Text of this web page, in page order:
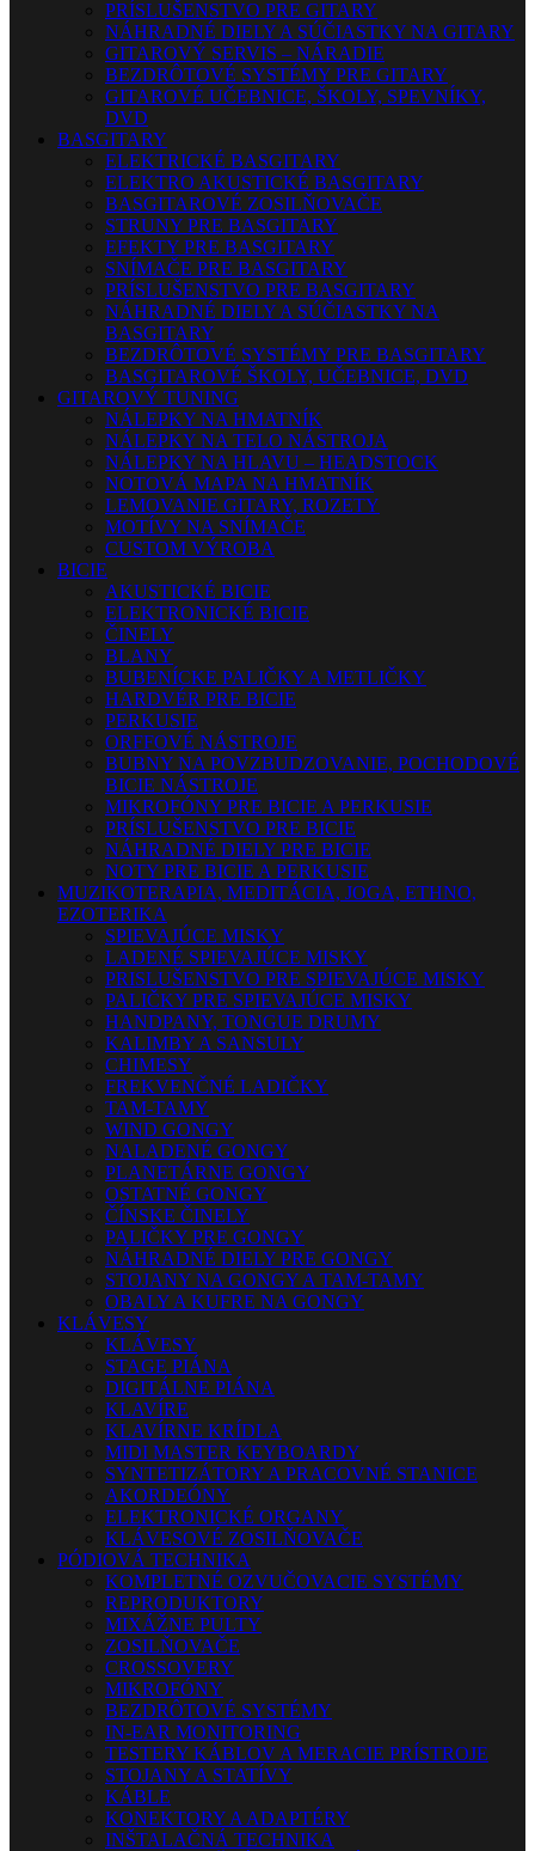
PRÍSLUŠENSTVO PRE GITARY
NÁHRADNÉ DIELY A SÚČIASTKY NA GITARY
GITAROVÝ SERVIS – NÁRADIE
BEZDRÔTOVÉ SYSTÉMY PRE GITARY
GITAROVÉ UČEBNICE, ŠKOLY, SPEVNÍKY,
DVD
BASGITARY
ELEKTRICKÉ BASGITARY
ELEKTRO AKUSTICKÉ BASGITARY
BASGITAROVÉ ZOSILŇOVAČE
STRUNY PRE BASGITARY
EFEKTY PRE BASGITARY
SNÍMAČE PRE BASGITARY
PRÍSLUŠENSTVO PRE BASGITARY
NÁHRADNÉ DIELY A SÚČIASTKY NA
BASGITARY
BEZDRÔTOVÉ SYSTÉMY PRE BASGITARY
BASGITAROVÉ ŠKOLY, UČEBNICE, DVD
GITAROVÝ TUNING
NÁLEPKY NA HMATNÍK
NÁLEPKY NA TELO NÁSTROJA
NÁLEPKY NA HLAVU – HEADSTOCK
NOTOVÁ MAPA NA HMATNÍK
LEMOVANIE GITARY, ROZETY
MOTÍVY NA SNÍMAČE
CUSTOM VÝROBA
BICIE
AKUSTICKÉ BICIE
ELEKTRONICKÉ BICIE
ČINELY
BLANY
BUBENÍCKE PALIČKY A METLIČKY
HARDVÉR PRE BICIE
PERKUSIE
ORFFOVÉ NÁSTROJE
BUBNY NA POVZBUDZOVANIE, POCHODOVÉ
BICIE NÁSTROJE
MIKROFÓNY PRE BICIE A PERKUSIE
PRÍSLUŠENSTVO PRE BICIE
NÁHRADNÉ DIELY PRE BICIE
NOTY PRE BICIE A PERKUSIE
MUZIKOTERAPIA, MEDITÁCIA, JOGA, ETHNO,
EZOTERIKA
SPIEVAJÚCE MISKY
LADENÉ SPIEVAJÚCE MISKY
PRISLUŠENSTVO PRE SPIEVAJÚCE MISKY
PALIČKY PRE SPIEVAJÚCE MISKY
HANDPANY, TONGUE DRUMY
KALIMBY A SANSULY
CHIMESY
FREKVENČNÉ LADIČKY
TAM-TAMY
WIND GONGY
NALADENÉ GONGY
PLANETÁRNE GONGY
OSTATNÉ GONGY
ČÍNSKE ČINELY
PALIČKY PRE GONGY
NÁHRADNÉ DIELY PRE GONGY
STOJANY NA GONGY A TAM-TAMY
OBALY A KUFRE NA GONGY
KLÁVESY
KLÁVESY
STAGE PIÁNA
DIGITÁLNE PIÁNA
KLAVÍRE
KLAVÍRNE KRÍDLA
MIDI MASTER KEYBOARDY
SYNTETIZÁTORY A PRACOVNÉ STANICE
AKORDEÓNY
ELEKTRONICKÉ ORGANY
KLÁVESOVÉ ZOSILŇOVAČE
PÓDIOVÁ TECHNIKA
KOMPLETNÉ OZVUČOVACIE SYSTÉMY
REPRODUKTORY
MIXÁŽNE PULTY
ZOSILŇOVAČE
CROSSOVERY
MIKROFÓNY
BEZDRÔTOVÉ SYSTÉMY
IN-EAR MONITORING
TESTERY KÁBLOV A MERACIE PRÍSTROJE
STOJANY A STATÍVY
KÁBLE
KONEKTORY A ADAPTÉRY
INŠTALAČNÁ TECHNIKA